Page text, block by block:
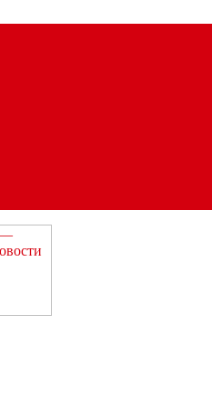
в Тульской области на сайте